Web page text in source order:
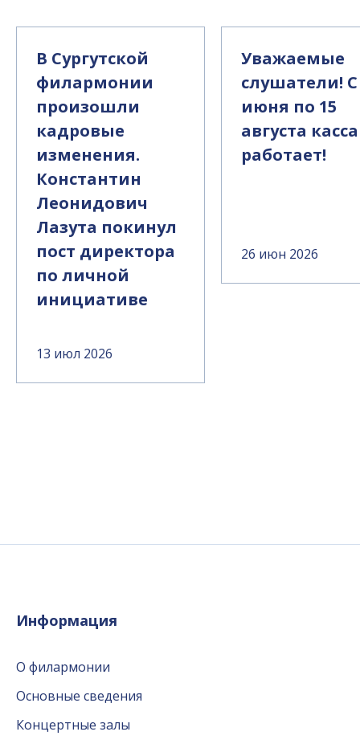
В Сургутской
филармонии
произошли
кадровые
изменения.
Константин
Леонидович
Лазута покинул
пост директора
по личной
инициативе
13 июл 2026
Уважаемые
слушатели! С
июня по 15
августа
работает!
26 июн 2026
Информация
О филармонии
Основные сведения
Концертные залы